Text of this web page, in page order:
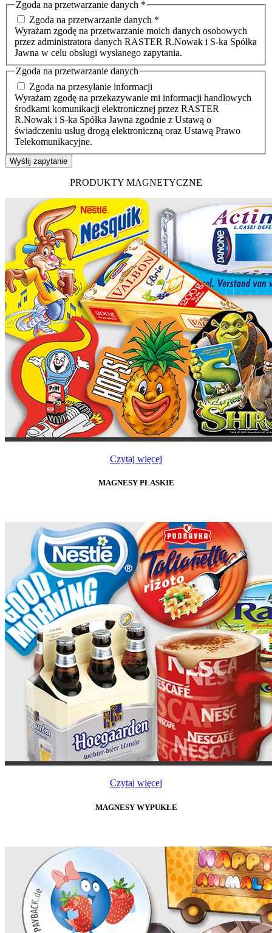
Zgoda na przetwarzanie danych *
Zgoda na przetwarzanie danych *
Wyrażam zgodę na przetwarzanie moich danych osobowych
przez administratora danych RASTER R.Nowak i S-ka Spółka
Jawna w celu obsługi wysłanego zapytania.
Zgoda na przetwarzanie danych
Zgoda na przesyłanie informacji
Wyrażam zgodę na przekazywanie mi informacji handlowych
środkami komunikacji elektronicznej przez RASTER
R.Nowak i S-ka Spółka Jawna zgodnie z Ustawą o
świadczeniu usług drogą elektroniczną oraz Ustawą Prawo
Telekomunikacyjne.
Wyślij zapytanie
PRODUKTY MAGNETYCZNE
Czytaj więcej
MAGNESY PŁASKIE
Czytaj więcej
MAGNESY WYPUKŁE